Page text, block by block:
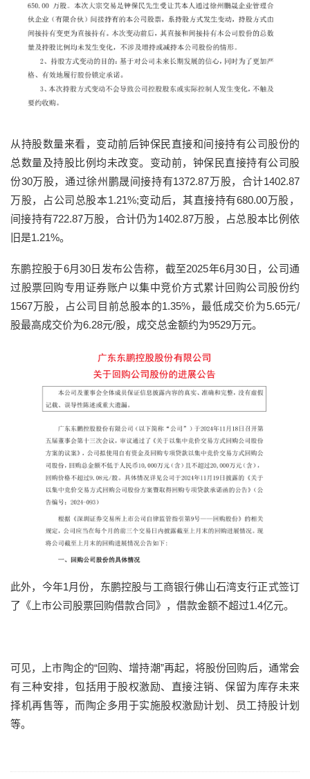
从持股数量来看，变动前后钟保民直接和间接持有公司股份的
总数量及持股比例均未改变。变动前，钟保民直接持有公司股
份30万股，通过徐州鹏晟间接持有1372.87万股，合计1402.87
万股，占公司总股本1.21%;变动后，其直接持有680.00万股，
间接持有722.87万股，合计仍为1402.87万股，占总股本比例依
旧是1.21%。
东鹏控股于6月30日发布公告称，截至2025年6月30日，公司通
过股票回购专用证券账户以集中竞价方式累计回购公司股份约
1567万股，占公司目前总股本的1.35%，最低成交价为5.65元/
股最高成交价为6.28元/股，成交总金额约为9529万元。
此外，今年1月份，东鹏控股与工商银行佛山石湾支行正式签订
了《上市公司股票回购借款合同》，借款金额不超过1.4亿元。
可见，上市陶企的“回购、增持潮”再起，将股份回购后，通常会
有三种安排，包括用于股权激励、直接注销、保留为库存未来
择机再售等，而陶企多用于实施股权激励计划、员工持股计划
等。